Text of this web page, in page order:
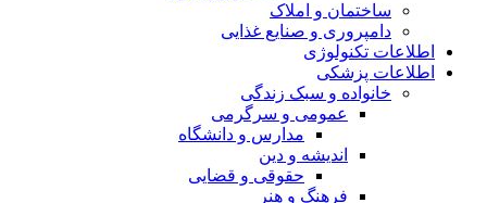
ساختمان و املاک
دامپروری و صنایع غذایی
اطلاعات تکنولوژی
اطلاعات پزشکی
خانواده و سبک زندگی
عمومی و سرگرمی
مدارس و دانشگاه
اندیشه و دین
حقوقی و قضایی
فرهنگ و هنر